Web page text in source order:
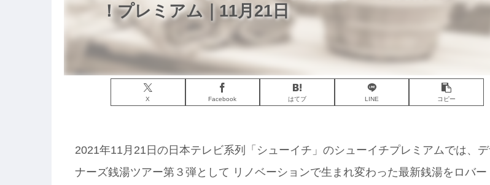
！プレミアム｜11月21日
X Facebook はてブ LINE コピー
2021年11月21日の日本テレビ系列「シューイチ」のシューイチプレミアムでは、デ
ナーズ銭湯ツアー第３弾として リノベーションで生まれ変わった最新銭湯をロバー